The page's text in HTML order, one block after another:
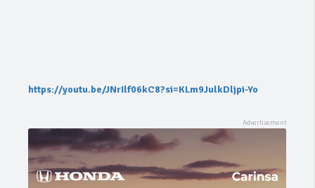
https://youtu.be/JNrIlf06kC8?si=KLm9JulkDljpi-Yo